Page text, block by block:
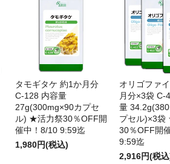
タモギタケ 約1か月分
C-128 内容量
27g(300mg×90カプセ
ル) ★活力祭30％OFF開
催中！8/10 9:59迄
1,980円(税込)
オリゴファ
月分×3袋 C-
量
プセル)×3
30％OFF開
9:59迄
2,916円(税